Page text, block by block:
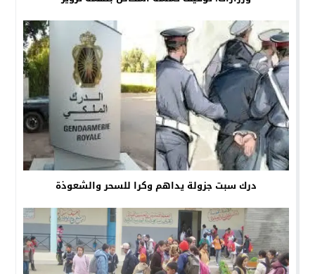
درك سبت جزولة يداهم وكرا للسحر والشعوذة